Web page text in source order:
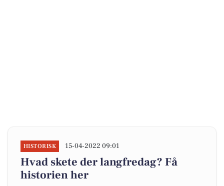
HISTORISK 15-04-2022 09:01
Hvad skete der langfredag? Få
historien her